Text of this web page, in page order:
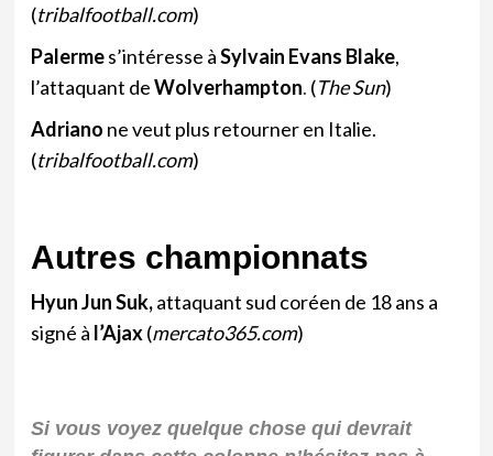
(tribalfootball.com)
Palermes’intéresse àSylvain Evans Blake,
l’attaquant deWolverhampton. (The Sun)
Adriano ne veut plus retourner en Italie.
(tribalfootball.com)
Autres championnats
Hyun Jun Suk,attaquant sud coréen de 18 ans a
signé à l’Ajax (mercato365.com)
Si vous voyez quelque chose qui devrait